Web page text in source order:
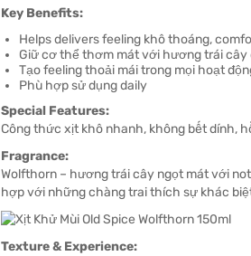
Key Benefits:
Helps delivers feeling khô thoáng,
Giữ cơ thể thơm mát với hương trái cây
Tạo feeling thoải mái trong mọi hoạt
Phù hợp sử dụng daily
Special Features:
Công thức xịt khô nhanh, không bết dính,
Fragrance:
Wolfthorn – hương trái cây ngọt mát với
hợp với những chàng trai thích sự khác
Texture & Experience: